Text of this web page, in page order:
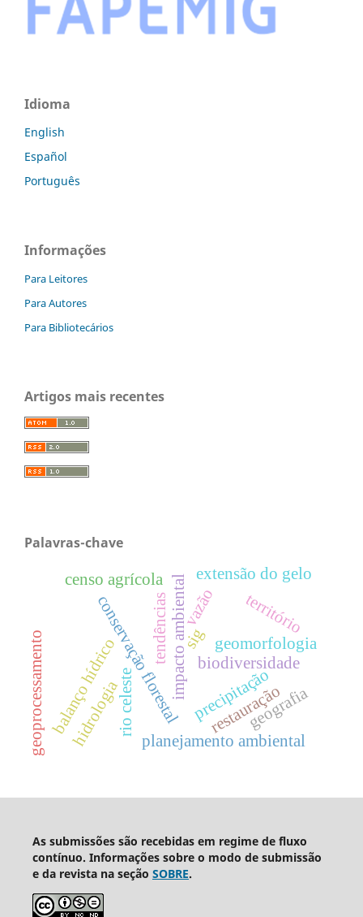
Idioma
English
Español
Português
Informações
Para Leitores
Para Autores
Para Bibliotecários
Artigos mais recentes
Palavras-chave
conservação florestal
impacto ambiental
censo agrícola
biodiversidade
rio celeste
tendências
precipitação
vazão
balanço hídrico geomorfologia
geoprocessamento hidrologia planejamento ambiental
extensão do gelo
território
restauração
geografia
sig
As submissões são recebidas em regime de fluxo
contínuo. Informações sobre o modo de submissão
e da revista na seção SOBRE.